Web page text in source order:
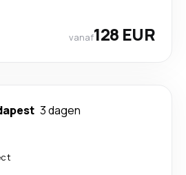
vanaf128 EUR
3 dagen